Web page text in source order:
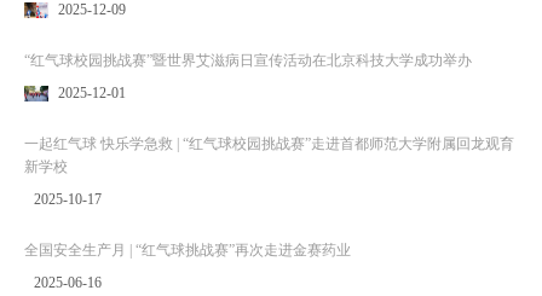
2025-12-09
“红气球校园挑战赛”暨世界艾滋病日宣传活动在北京科技大学成功举办
2025-12-01
一起红气球 快乐学急救 | “红气球校园挑战赛”走进首都师范大学附属回龙观育
新学校
2025-10-17
全国安全生产月 | “红气球挑战赛”再次走进金赛药业
2025-06-16